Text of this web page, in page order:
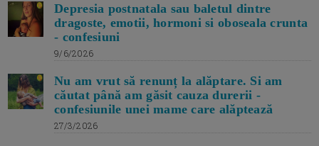
Depresia postnatala sau baletul dintre
dragoste, emotii, hormoni si oboseala crunta
- confesiuni
9/6/2026
Nu am vrut să renunț la alăptare. Si am
căutat până am găsit cauza durerii -
confesiunile unei mame care alăptează
27/3/2026